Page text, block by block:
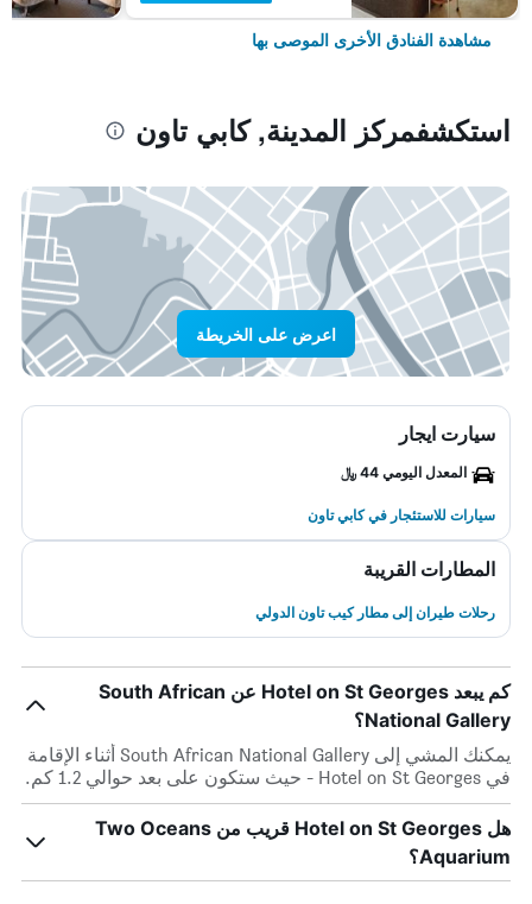
مشاهدة الفنادق الأخرى الموصى بها
استكشفمركز المدينة, كابي تاون
اعرض على الخريطة
سيارت ايجار
المعدل اليومي 44 ﷼
سيارات للاستئجار في كابي تاون
المطارات القريبة
رحلات طيران إلى مطار كيب تاون الدولي
كم يبعد Hotel on St Georges عن South African
National Gallery؟
يمكنك المشي إلى South African National Gallery أثناء الإقامة
في Hotel on St Georges - حيث ستكون على بعد حوالي 1.2 كم.
هل Hotel on St Georges قريب من Two Oceans
Aquarium؟